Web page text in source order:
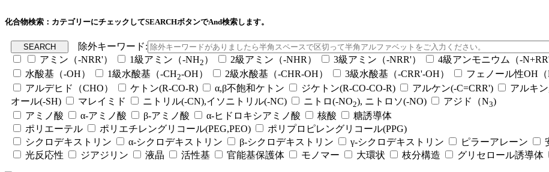
化合物検索：カテゴリーにチェックしてSEARCHボタンでAnd検索します。
除外キーワード:
アミン（-NRR'）
1級アミン（-NH2 ） 2級アミン（-NHR） 3級アミン（-NRR'） 4級アンモニウム（-
水酸基（-OH）
1級水酸基（-CH2-OH） 2級水酸基（-CHR-OH） 3級水酸基（-CRR'-OH） フェノール性OH（
アルデヒド（CHO）
ケトン(R-CO-R) α,β不飽和ケトン ジケトン(R-CO-CO-R) アルケン(-C=CRR') アルキ
オール(-SH)
マレイミド ニトリル(-CN),イソニトリル(-NC) ニトロ(-NO2), ニトロソ(-NO) アジド（N3)
アミノ酸
α-アミノ酸 β-アミノ酸 α-ヒドロキシアミノ酸 核酸
糖誘導体
ポリエーテル
ポリエチレングリコール(PEG,PEO)
ポリプロピレングリコール(PPG)
シクロデキストリン
α-シクロデキストリン β-シクロデキストリン γ-シクロデキストリン ピラーアレーン
光反応性
ジアジリン 液晶 活性基 官能基保護体 モノマー 大環状 枝分構造 グリセロール誘導体